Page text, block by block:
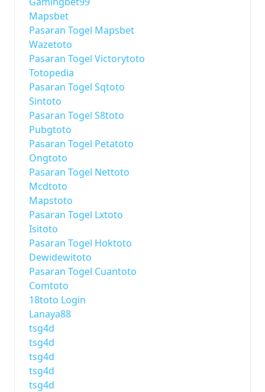
Mapsbet
Pasaran Togel Mapsbet
Wazetoto
Pasaran Togel Victorytoto
Totopedia
Pasaran Togel Sqtoto
Sintoto
Pasaran Togel S8toto
Pubgtoto
Pasaran Togel Petatoto
Ongtoto
Pasaran Togel Nettoto
Mcdtoto
Mapstoto
Pasaran Togel Lxtoto
Isitoto
Pasaran Togel Hoktoto
Dewidewitoto
Pasaran Togel Cuantoto
Comtoto
18toto Login
Lanaya88
tsg4d
tsg4d
tsg4d
tsg4d
tsg4d